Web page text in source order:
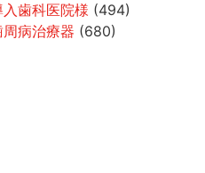
歯科医院様 (494)
病治療器 (680)